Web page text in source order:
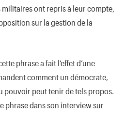
ont repris à leur compte,
sur la gestion de la
phrase a fait l’effet d’une
comment un démocrate,
pouvoir peut tenir de tels propos.
phrase dans son interview sur